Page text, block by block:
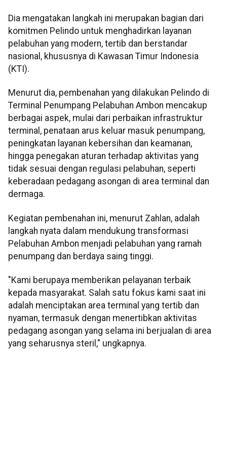
Dia mengatakan langkah ini merupakan bagian dari
komitmen Pelindo untuk menghadirkan layanan
pelabuhan yang modern, tertib dan berstandar
nasional, khususnya di Kawasan Timur Indonesia
(KTI).
Menurut dia, pembenahan yang dilakukan Pelindo di
Terminal Penumpang Pelabuhan Ambon mencakup
berbagai aspek, mulai dari perbaikan infrastruktur
terminal, penataan arus keluar masuk penumpang,
peningkatan layanan kebersihan dan keamanan,
hingga penegakan aturan terhadap aktivitas yang
tidak sesuai dengan regulasi pelabuhan, seperti
keberadaan pedagang asongan di area terminal dan
dermaga.
Kegiatan pembenahan ini, menurut Zahlan, adalah
langkah nyata dalam mendukung transformasi
Pelabuhan Ambon menjadi pelabuhan yang ramah
penumpang dan berdaya saing tinggi.
"Kami berupaya memberikan pelayanan terbaik
kepada masyarakat. Salah satu fokus kami saat ini
adalah menciptakan area terminal yang tertib dan
nyaman, termasuk dengan menertibkan aktivitas
pedagang asongan yang selama ini berjualan di area
yang seharusnya steril," ungkapnya.